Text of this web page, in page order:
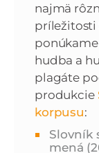
najmä
príležitosti
ponúkame
hudba a
plagáte
produkcie
korpusu:
Slovník
mená